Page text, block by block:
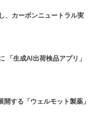
、カーボンニュートラル実
「生成AI出荷検品アプリ」
する「ウェルモット製薬」